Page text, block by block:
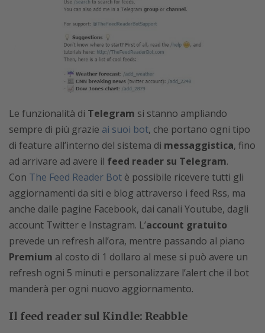
Le funzionalità di Telegram si stanno ampliando
sempre di più grazie ai suoi bot, che portano ogni tipo
di feature all’interno del sistema di messaggistica, fino
ad arrivare ad avere il feed reader su Telegram.
Con The Feed Reader Bot è possibile ricevere tutti gli
aggiornamenti da siti e blog attraverso i feed Rss, ma
anche dalle pagine Facebook, dai canali Youtube, dagli
account Twitter e Instagram. L’account gratuito
prevede un refresh all’ora, mentre passando al piano
Premium al costo di 1 dollaro al mese si può avere un
refresh ogni 5 minuti e personalizzare l’alert che il bot
manderà per ogni nuovo aggiornamento.
Il feed reader sul Kindle: Reabble